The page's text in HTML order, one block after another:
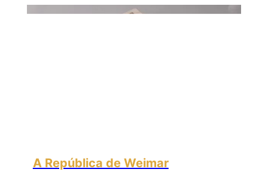
A República de Weimar